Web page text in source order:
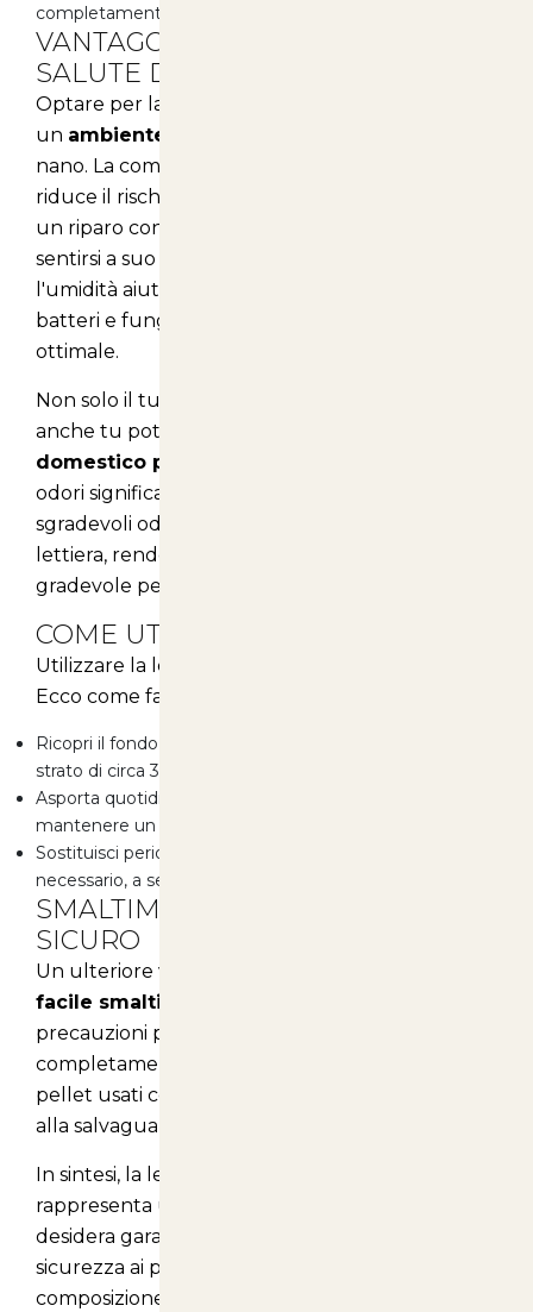
completamente senza lasciare tracce.
VANTAGGI PER IL COMFORT E LA
SALUTE DEI TUOI ANIMALI
Optare per la lettiera Biolitter significa garantire
un ambiente sano e sicuro
nano. La composizione naturale del prodotto
riduce il rischio di allergie e irritazioni, offrendo
un riparo confortevole dove il tuo animale può
sentirsi a suo agio. Inoltre, la capacità di assorbire
l'umidità aiuta a prevenire la proliferazione di
batteri e funghi, contribuendo a una salute
ottimale.
Non solo il tuo coniglio si sentirà meglio, ma
anche tu potrai godere di un
domestico più pulito
odori significa che non dovrai più preoccuparti di
sgradevoli odori provenienti dalla gabbia o dalla
lettiera, rendendo la tua casa un posto più
gradevole per tutti.
COME UTILIZZARE BIOLITTER
Utilizzare la lettiera Biolitter è semplice e veloce.
Ecco come fare:
Ricopri il fondo della gabbia o della cassetta con uno
strato di circa 3 cm di Biolitter.
Asporta quotidianamente i granuli sporchi per
mantenere un ambiente pulito.
Sostituisci periodicamente il prodotto quando
necessario, a seconda delle esigenze del tuo animale.
SMALTIMENTO SEMPLICE E
SICURO
Un ulteriore vantaggio della lettiera Biolitter è il
facile smaltimento
precauzioni particolari, poiché il prodotto è
completamente biodegradabile. Puoi smaltire i
pellet usati con tranquillità, contribuendo così
alla salvaguardia dell'ambiente.
In sintesi, la lettiera Biolitter per conigli nani
rappresenta una scelta eccellente per chi
desidera garantire il massimo comfort e
sicurezza ai propri animali. Con la sua
composizione naturale, l'alta capacità